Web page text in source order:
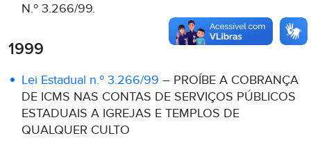
N.º 3.266/99.
1999
Lei Estadual n.º 3.266/99 – PROÍBE A COBRANÇA
DE ICMS NAS CONTAS DE SERVIÇOS PÚBLICOS
ESTADUAIS A IGREJAS E TEMPLOS DE
QUALQUER CULTO